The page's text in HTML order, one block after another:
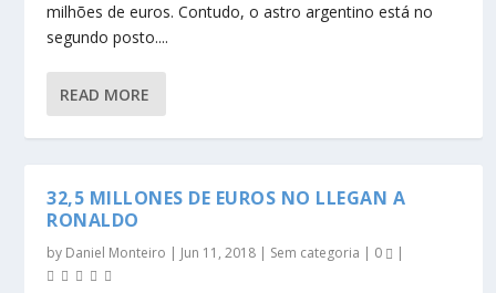
milhões de euros. Contudo, o astro argentino está no
segundo posto....
READ MORE
32,5 MILLONES DE EUROS NO LLEGAN A
RONALDO
by Daniel Monteiro | Jun 11, 2018 | Sem categoria | 0 |